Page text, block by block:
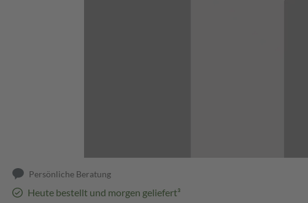
Persönliche Beratung
Heute bestellt und morgen geliefert³